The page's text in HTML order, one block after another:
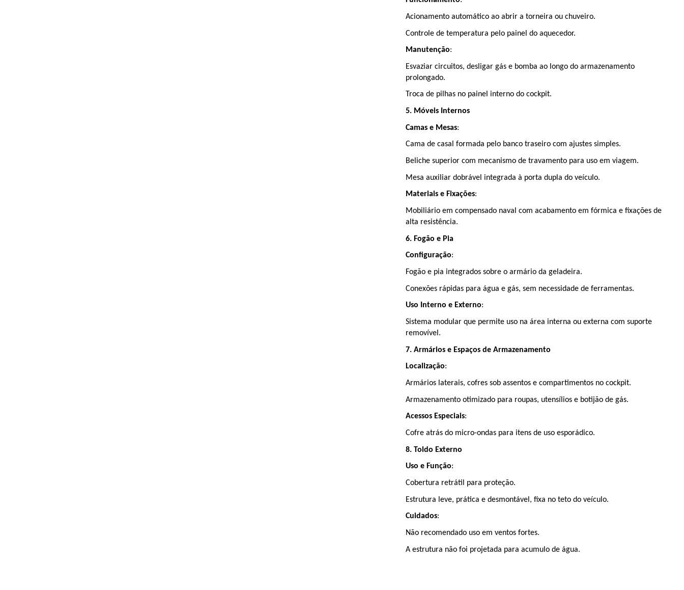
Acionamento automático ao abrir a torneira ou chuveiro.
Controle de temperatura pelo painel do aquecedor.
Manutenção:
Esvaziar circuitos, desligar gás e bomba ao longo do armazenamento
prolongado.
Troca de pilhas no painel interno do cockpit.
5. Móveis Internos
Camas e Mesas:
Cama de casal formada pelo banco traseiro com ajustes simples.
Beliche superior com mecanismo de travamento para uso em viagem.
Mesa auxiliar dobrável integrada à porta dupla do veículo.
Materiais e Fixações:
Mobiliário em compensado naval com acabamento em fórmica e fixações de
alta resistência.
6. Fogão e Pia
Configuração:
Fogão e pia integrados sobre o armário da geladeira.
Conexões rápidas para água e gás, sem necessidade de ferramentas.
Uso Interno e Externo:
Sistema modular que permite uso na área interna ou externa com suporte
removível.
7. Armários e Espaços de Armazenamento
Localização:
Armários laterais, cofres sob assentos e compartimentos no cockpit.
Armazenamento otimizado para roupas, utensílios e botijão de gás.
Acessos Especiais:
Cofre atrás do micro-ondas para itens de uso esporádico.
8. Toldo Externo
Uso e Função:
Cobertura retrátil para proteção.
Estrutura leve, prática e desmontável, fixa no teto do veículo.
Cuidados:
Não recomendado uso em ventos fortes.
A estrutura não foi projetada para acumulo de água.